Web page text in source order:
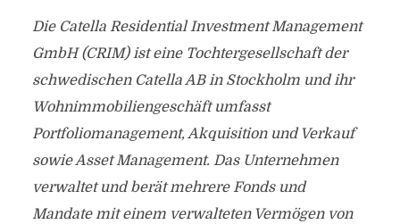
Die Catella Residential Investment Management
GmbH (CRIM) ist eine Tochtergesellschaft der
schwedischen Catella AB in Stockholm und ihr
Wohnimmobiliengeschäft umfasst
Portfoliomanagement, Akquisition und Verkauf
sowie Asset Management. Das Unternehmen
verwaltet und berät mehrere Fonds und
Mandate mit einem verwalteten Vermögen von